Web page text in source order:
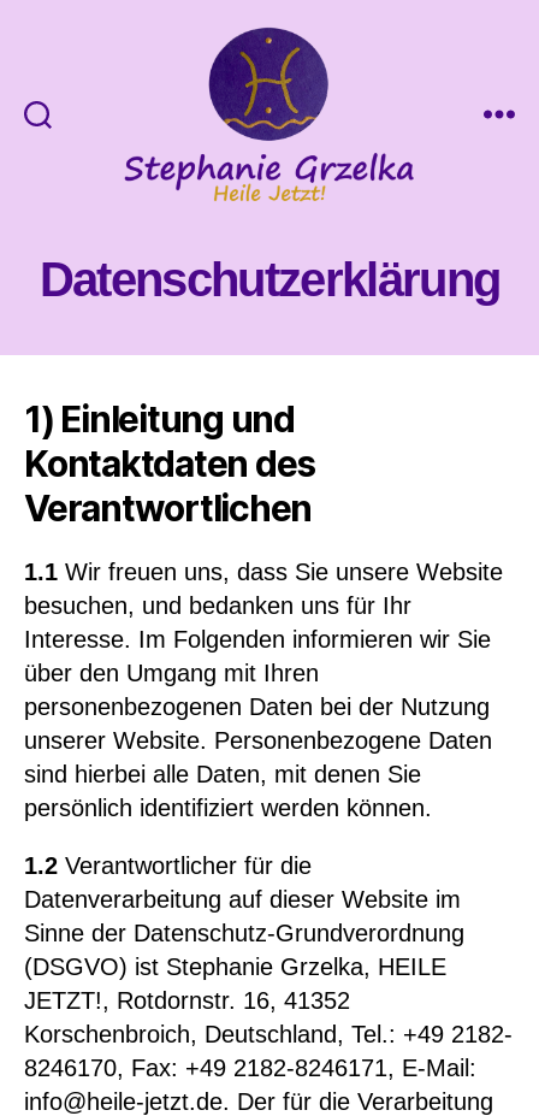
Datenschutzerklärung
1) Einleitung und
Kontaktdaten des
Verantwortlichen
1.1 Wir freuen uns, dass Sie unsere Website
besuchen, und bedanken uns für Ihr
Interesse. Im Folgenden informieren wir Sie
über den Umgang mit Ihren
personenbezogenen Daten bei der Nutzung
unserer Website. Personenbezogene Daten
sind hierbei alle Daten, mit denen Sie
persönlich identifiziert werden können.
1.2 Verantwortlicher für die
Datenverarbeitung auf dieser Website im
Sinne der Datenschutz-Grundverordnung
(DSGVO) ist Stephanie Grzelka, HEILE
JETZT!, Rotdornstr. 16, 41352
Korschenbroich, Deutschland, Tel.: +49 2182-
8246170, Fax: +49 2182-8246171, E-Mail:
info@heile-jetzt.de. Der für die Verarbeitung